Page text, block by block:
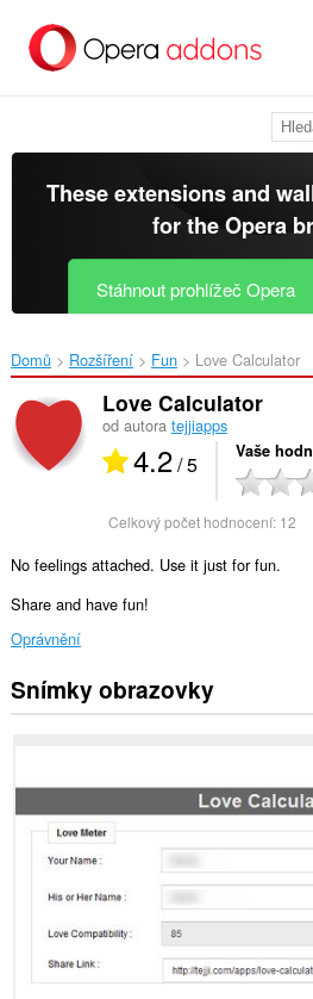
přímo
These extensions and
for theOpera
Stáhnout prohlížeč Opera
Domů Rozšíření Fun Love Calculator‎
Love Calculator
od autora tejjiapps
4.2/ 5 Vaše
Celkový počet hodnocení: 12
No feelings attached. Use it just for fun.
Share and have fun!
Oprávnění
Toto
rozšíření
vašim
některých
webech.
přistupovat
Snímky obrazovky